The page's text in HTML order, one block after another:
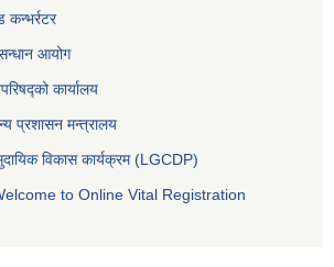
कन्भर्रटर
आयोग
कार्यालय
प्रशासन मन्त्रालय
विकास कार्यक्रम (LGCDP)
to Online Vital Registration